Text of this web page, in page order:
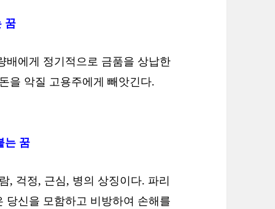
꿈
배에게 정기적으로 금품을 상납한
을 악질 고용주에게 빼앗긴다.
는 꿈
, 걱정, 근심, 병의 상징이다. 파리
당신을 모함하고 비방하여 손해를